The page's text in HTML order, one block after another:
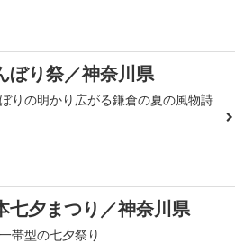
ぼり祭／神奈川県
りの明かり広がる鎌倉の夏の風物詩
七夕まつり／神奈川県
帯型の七夕祭り